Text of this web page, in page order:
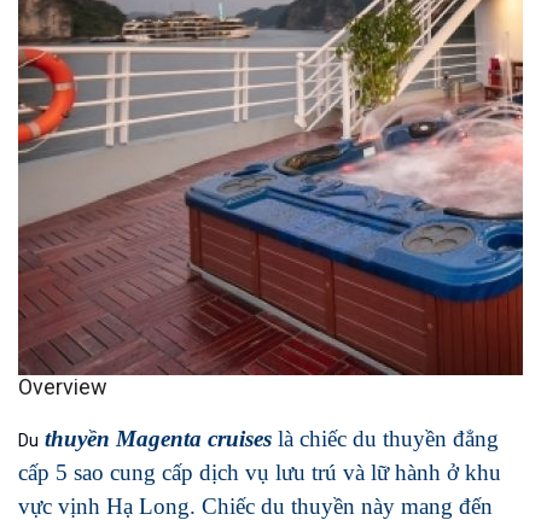
Overview
Du thuyền Magenta cruises là chiếc du thuyền đẳng
cấp 5 sao cung cấp dịch vụ lưu trú và lữ hành ở khu
vực vịnh Hạ Long. Chiếc du thuyền này mang đến